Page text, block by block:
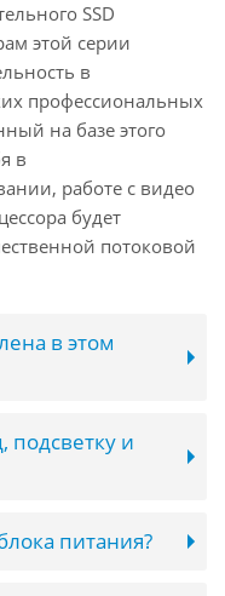
SSD
этой серии
в
профессиональных
на базе этого
в
работе с видео
будет
потоковой
в этом
подсветку и
питания?